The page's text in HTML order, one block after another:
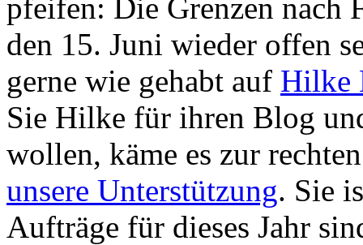
pfeifen: Die Grenzen nach
den 15. Juni wieder offen
gerne wie gehabt auf Hilke
Sie Hilke für ihren Blog
wollen, käme es zur
unsere Unterstützung. Sie
Aufträge für dieses Jahr